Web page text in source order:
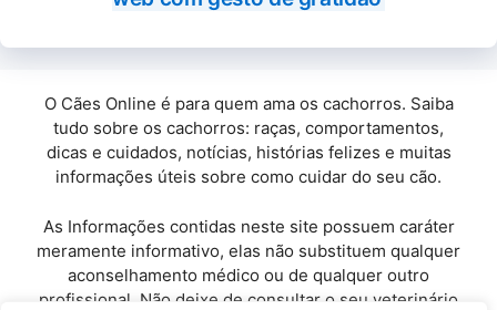
O Cães Online é para quem ama os cachorros. Saiba
tudo sobre os cachorros: raças, comportamentos,
dicas e cuidados, notícias, histórias felizes e muitas
informações úteis sobre como cuidar do seu cão.
As Informações contidas neste site possuem caráter
meramente informativo, elas não substituem qualquer
aconselhamento médico ou de qualquer outro
profissional. Não deixe de consultar o seu veterinário